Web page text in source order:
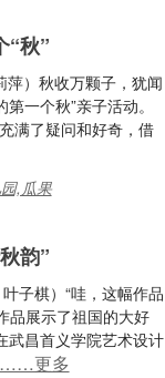
“秋”
）秋收万颗子，犹闻
一个秋”亲子活动。
充满了疑问和好奇，借
,瓜果
韵”
子棋）“哇，这幅作品
品展示了祖国的大好
武昌首义学院艺术设计
更多